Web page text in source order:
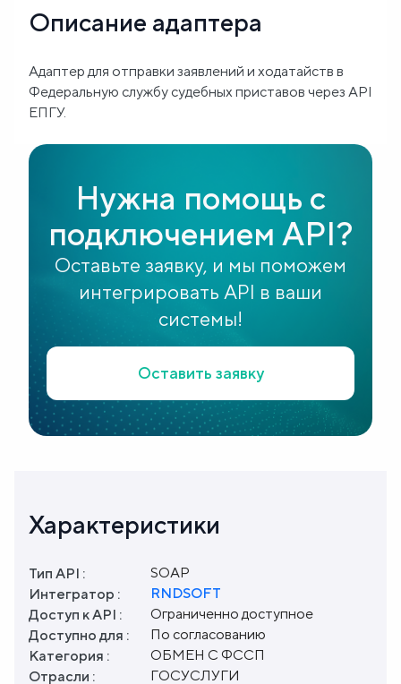
Блог
О
нас
Описание адаптера
Адаптер для отправки заявлений и ходатайств в
Федеральную службу судебных приставов через API
ЕПГУ.
Нужна помощь с
подключением API?
Оставьте заявку, и мы поможем
интегрировать API в ваши
системы!
Оставить заявку
Характеристики
Тип API :
SOAP
Интегратор :
RNDSOFT
Доступ к API :
Ограниченно доступное
Доступно для :
По согласованию
Категория :
ОБМЕН С ФССП
Отрасли :
ГОСУСЛУГИ